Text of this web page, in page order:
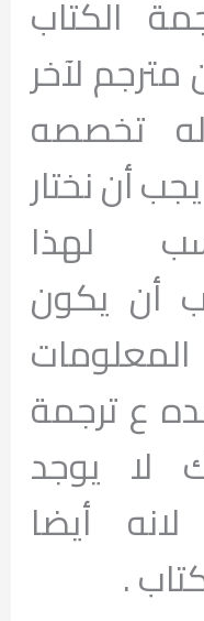
الكتاب
لآخر
تخصصه
أن نختار
لهذا
أن يكون
ع ترجمة
لا يوجد
أيضا
.